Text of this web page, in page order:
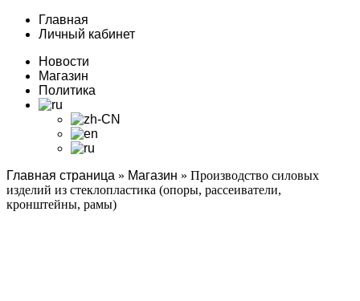
Главная
Личный кабинет
Новости
Магазин
Политика
Главная страница » Магазин » Производство силовых
изделий из стеклопластика (опоры, рассеиватели,
кронштейны, рамы)